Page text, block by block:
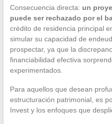
Consecuencia directa: un
puede ser rechazado por el
crédito de residencia principal
simular su capacidad de
prospectar, ya que la
financiabilidad efectiva
experimentados.
Para aquellos que desean
estructuración patrimonial, es
Invest y los enfoques que